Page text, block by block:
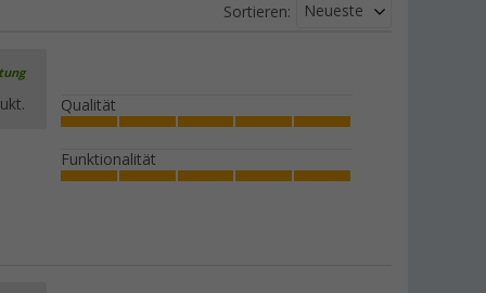
Sortieren: Neueste
Qualität
Funktionalität